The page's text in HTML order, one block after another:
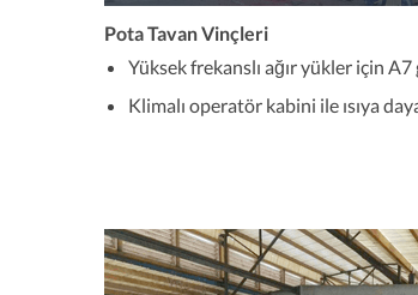
Pota Tavan Vinçleri
Yüksek frekanslı ağır yükler için A7
Klimalı operatör kabini ile ısıya